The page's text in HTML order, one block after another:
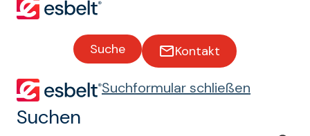
Suche Kontakt
Suchformular schließen
Suchen